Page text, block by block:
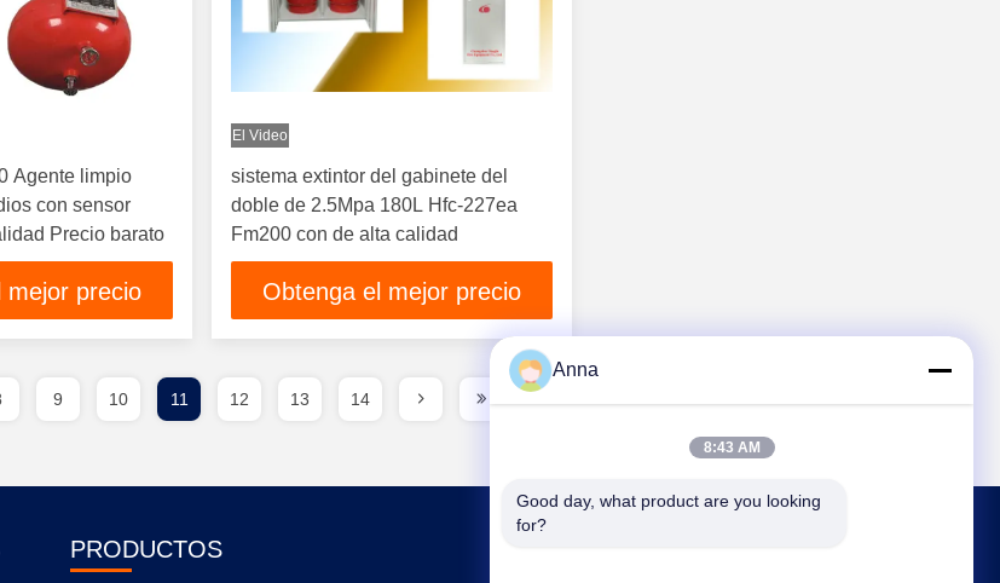
Agente limpio
con sensor
Precio barato
mejor precio
El Video
sistema extintor del gabinete del
doble de 2.5Mpa 180L Hfc-227ea
Fm200 con de alta calidad
Obtenga el mejor precio
9 10 11 12 13 14
PRODUCTOS
Anna
8:43 AM
Good day, what product are you looking
for?